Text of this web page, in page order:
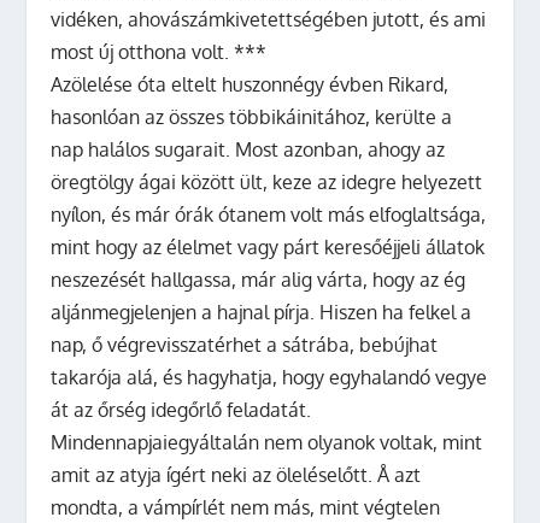
vidéken, ahovászámkivetettségében jutott, és ami
most új otthona volt. ***
Azölelése óta eltelt huszonnégy évben Rikard,
hasonlóan az összes többikáinitához, kerülte a
nap halálos sugarait. Most azonban, ahogy az
öregtölgy ágai között ült, keze az idegre helyezett
nyílon, és már órák ótanem volt más elfoglaltsága,
mint hogy az élelmet vagy párt keresőéjjeli állatok
neszezését hallgassa, már alig várta, hogy az ég
aljánmegjelenjen a hajnal pírja. Hiszen ha felkel a
nap, ő végrevisszatérhet a sátrába, bebújhat
takarója alá, és hagyhatja, hogy egyhalandó vegye
át az őrség idegőrlő feladatát.
Mindennapjaiegyáltalán nem olyanok voltak, mint
amit az atyja ígért neki az öleléselőtt. Å azt
mondta, a vámpírlét nem más, mint végtelen